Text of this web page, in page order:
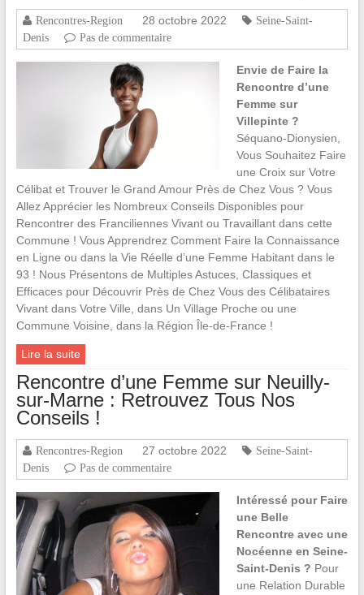
Rencontres-Region 28 octobre 2022
Seine-Saint-
Denis
Pas de commentaire
Envie de Faire la
Rencontre d’une
Femme sur
Villepinte ?
Séquano-Dionysien,
Vous Souhaitez Faire
une Croix sur Votre
Célibat et Trouver le Grand Amour Près de Chez Vous ? Vous
Allez Apprécier les Nombreux Conseils Disponibles pour
Rencontrer des Franciliennes Vivant ou Travaillant dans cette
Commune ! Vous Apprendrez Comment Faire la Connaissance
en Ligne ou dans la Vie Réelle d’une Femme Habitant dans le
93 ! Nous Présentons de Multiples Astuces, Classiques et
Efficaces pour Découvrir Près de Chez Vous des Célibataires
Vivant dans Votre Ville, dans Un Village Proche ou une
Commune Voisine, dans la Région Île-de-France !
Lire la suite
Rencontre d’une Femme sur Neuilly-
sur-Marne : Retrouvez Tous Nos
Conseils !
Rencontres-Region 27 octobre 2022
Seine-Saint-
Denis
Pas de commentaire
Intéressé pour Faire
une Belle
Rencontre avec une
Nocéenne en Seine-
Saint-Denis ? Pour
une Relation Durable